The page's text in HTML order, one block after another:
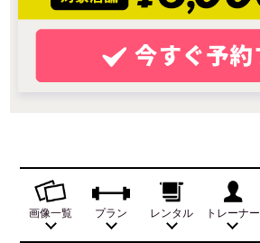
画像一覧 プラン レンタル トレーナー